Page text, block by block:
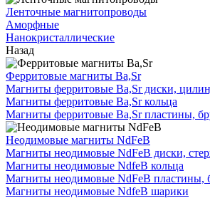
Ленточные магнитопроводы
Аморфные
Нанокристаллические
Назад
Ферритовые магниты Ba,Sr
Магниты ферритовые Ba,Sr диски,
Магниты ферритовые Ba,Sr кольца
Магниты ферритовые Ba,Sr пластины,
Неодимовые магниты NdFeB
Магниты неодимовые NdFeB диски,
Магниты неодимовые NdfeB кольца
Магниты неодимовые NdFeB пластины,
Магниты неодимовые NdfeB шарики